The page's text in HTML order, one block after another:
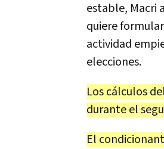
estable, Macri
quiere
actividad
elecciones.
Los cálculos
durante el
El